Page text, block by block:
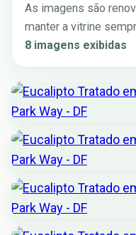
As imagens são
manter a vitrine
8 imagens exibidas